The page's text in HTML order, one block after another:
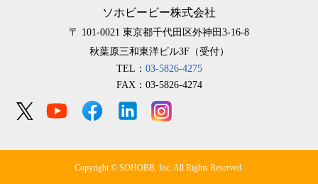
ソホビービー株式会社
〒 101-0021 東京都千代田区外神田3-16-8
秋葉原三和東洋ビル3F（受付）
TEL： 03-5826-4275
FAX：03-5826-4274
Copyright © SOHOBB, Inc. All Rights Reserved.